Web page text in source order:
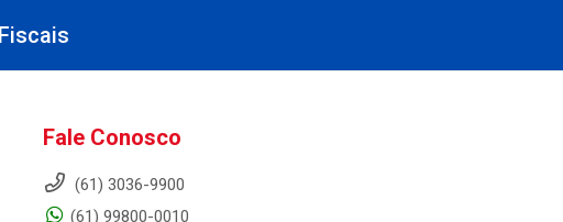
Fale Conosco
(61) 3036-9900
(61) 99800-0010